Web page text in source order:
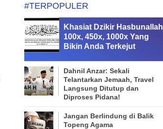
#TERPOPULER
Khasiat Dzikir Hasbunallah
100x, 450x, 1000x Yang
Bikin Anda Terkejut
Dahnil Anzar: Sekali
Telantarkan Jemaah, Travel
Langsung Ditutup dan
Diproses Pidana!
Jangan Berlindung di Balik
Topeng Agama